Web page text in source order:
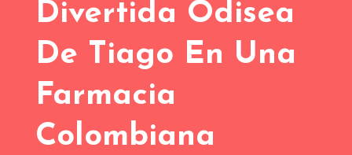
Divertida Odisea
De Tiago En Una
Farmacia
Colombiana